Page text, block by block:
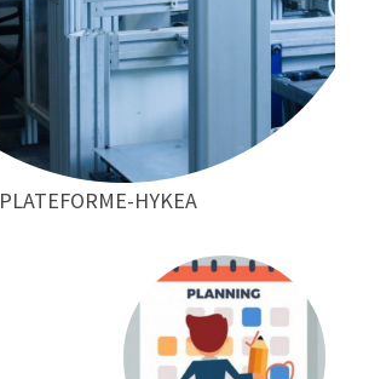
PLATEFORME-HYKEA